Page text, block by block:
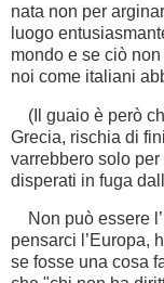
nata non per
luogo
mondo e se ciò
noi come italiani
(Il guaio è però
Grecia, rischia di
varrebbero solo
disperati in fuga
Non può essere
pensarci l’Europa,
se fosse una cosa